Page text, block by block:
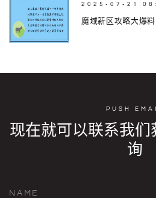
2025-07-21
魔域新区攻略大爆
PUSH
现在就可以联系我们
询
NAME